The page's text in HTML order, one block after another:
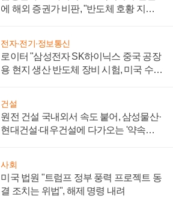
에 해외 증권가 비판, "반도체 호황 지속
전자·전기·정보통신
로이터 "삼성전자 SK하이닉스 중국 공장
용 현지 생산 반도체 장비 시험, 미국 수출
건설
원전 건설 국내외서 속도 붙어, 삼성물산·
현대건설·대우건설에 다가오는 '약속의
사회
미국 법원 "트럼프 정부 풍력 프로젝트 동
결 조치는 위법", 해제 명령 내려